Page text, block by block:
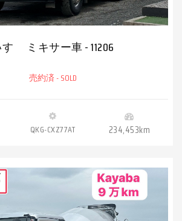
ゞ ミキサー車 - 11206
売約済 - SOLD
QKG-CXZ77AT 234,453km